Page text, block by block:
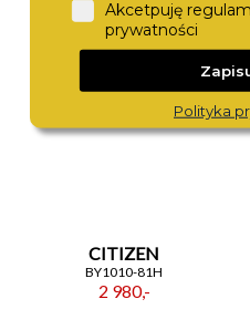
CITIZEN
BY1010-81H
2 980,-
Akcetpuję
prywatności
Polityka